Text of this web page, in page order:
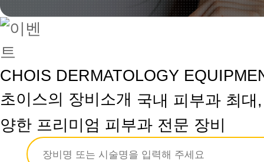
CHOIS DERMATOLOGY
초이스의 장비소개 국내 피부과 최
양한 프리미엄 피부과 전문 장비